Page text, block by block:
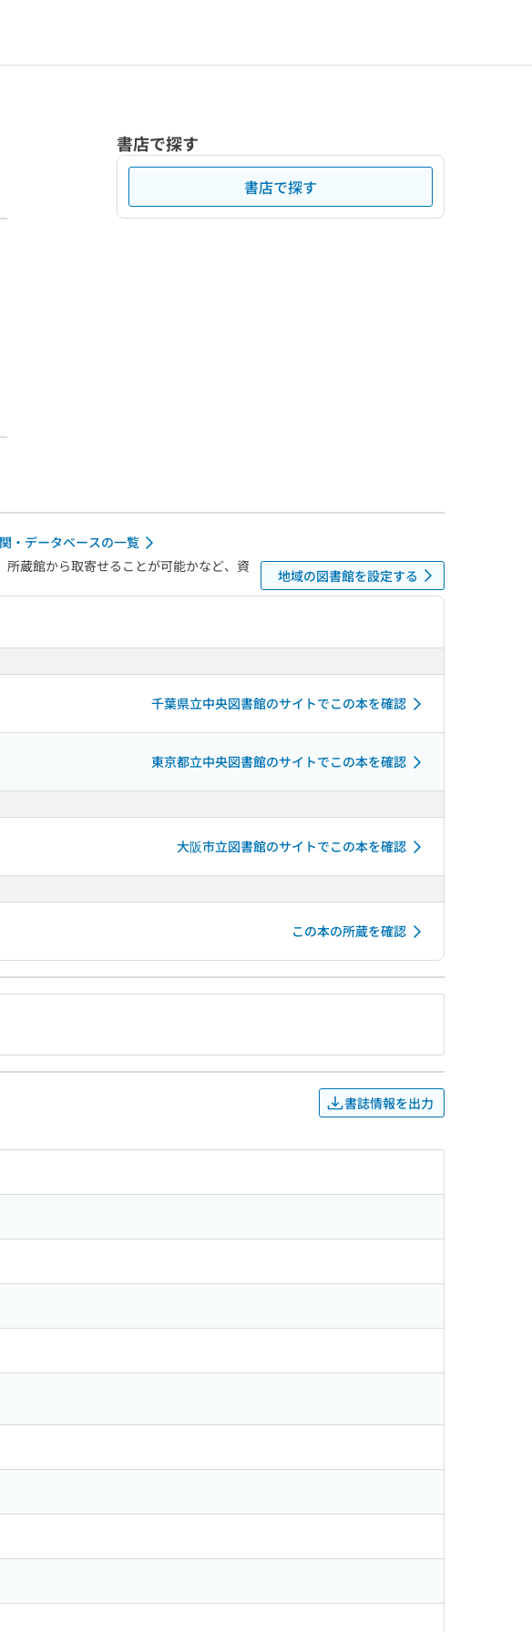
書店で探す
書店で探す
・データベースの一覧
蔵館から取寄せることが可能かなど、資
地域の図書館を設定する
千葉県立中央図書館のサイトでこの本を確認
東京都立中央図書館のサイトでこの本を確認
大阪市立図書館のサイトでこの本を確認
この本の所蔵を確認
書誌情報を出力